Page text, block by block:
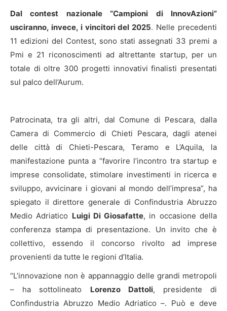
Dal contest nazionale “Campioni di InnovAzioni”
usciranno, invece, i vincitori del 2025. Nelle precedenti
11 edizioni del Contest, sono stati assegnati 33 premi a
Pmi e 21 riconoscimenti ad altrettante startup, per un
totale di oltre 300 progetti innovativi finalisti presentati
sul palco dell’Aurum.
Patrocinata, tra gli altri, dal Comune di Pescara, dalla
Camera di Commercio di Chieti Pescara, dagli atenei
delle città di Chieti-Pescara, Teramo e L’Aquila, la
manifestazione punta a “favorire l’incontro tra startup e
imprese consolidate, stimolare investimenti in ricerca e
sviluppo, avvicinare i giovani al mondo dell’impresa”, ha
spiegato il direttore generale di Confindustria Abruzzo
Medio Adriatico Luigi Di Giosafatte, in occasione della
conferenza stampa di presentazione. Un invito che è
collettivo, essendo il concorso rivolto ad imprese
provenienti da tutte le regioni d’Italia.
“L’innovazione non è appannaggio delle grandi metropoli
– ha sottolineato Lorenzo Dattoli, presidente di
Confindustria Abruzzo Medio Adriatico –. Può e deve